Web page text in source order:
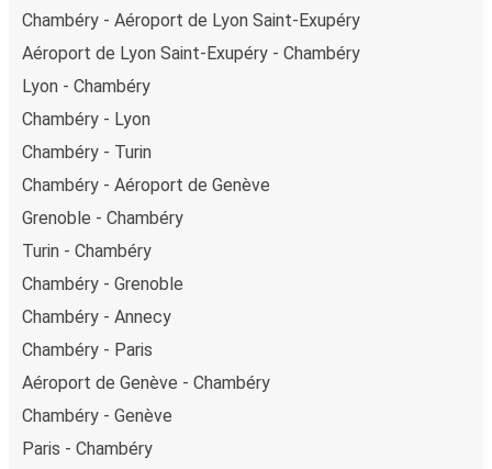
Chambéry - Aéroport de Lyon Saint-Exupéry
Aéroport de Lyon Saint-Exupéry - Chambéry
Lyon - Chambéry
Chambéry - Lyon
Chambéry - Turin
Chambéry - Aéroport de Genève
Grenoble - Chambéry
Turin - Chambéry
Chambéry - Grenoble
Chambéry - Annecy
Chambéry - Paris
Aéroport de Genève - Chambéry
Chambéry - Genève
Paris - Chambéry